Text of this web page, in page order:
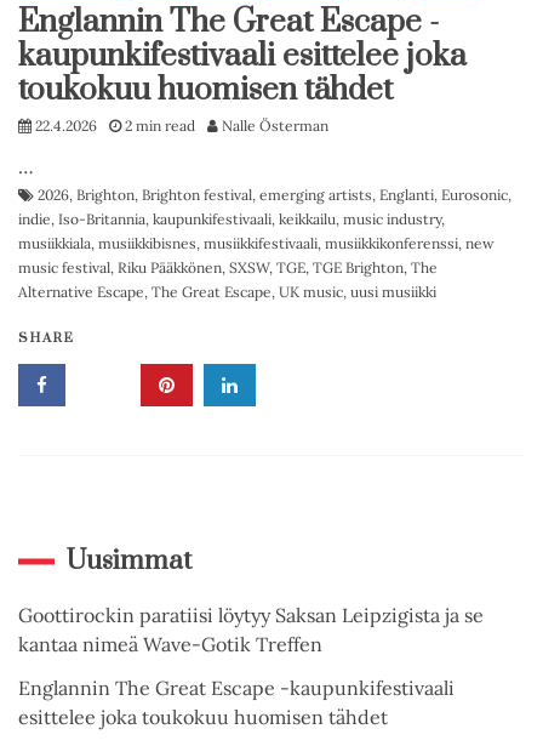
Englannin The Great Escape -
kaupunkifestivaali esittelee joka
toukokuu huomisen tähdet
22.4.2026 2 min read Nalle Österman
…
2026, Brighton, Brighton festival, emerging artists, Englanti, Eurosonic,
indie, Iso-Britannia, kaupunkifestivaali, keikkailu, music industry,
musiikkiala, musiikkibisnes, musiikkifestivaali, musiikkikonferenssi, new
music festival, Riku Pääkkönen, SXSW, TGE, TGE Brighton, The
Alternative Escape, The Great Escape, UK music, uusi musiikki
SHARE
Uusimmat
Goottirockin paratiisi löytyy Saksan Leipzigista ja se
kantaa nimeä Wave-Gotik Treffen
Englannin The Great Escape -kaupunkifestivaali
esittelee joka toukokuu huomisen tähdet